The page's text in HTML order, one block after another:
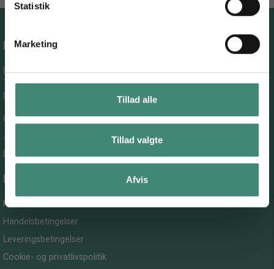
Statistik
Marketing
Tillad alle
Tillad valgte
Afvis
HobbyGarn ApS
Lemvigvej 94, Tørringhuse
7620 Lemvig
Denmark
CVR-nummer: 41995971
Telefon:
E-mail:info@hobbygarn.dk
Information
Kontakt os
Handelsbetingelser
Leveringsbetingelser
Cookie- og privatlivspolitik